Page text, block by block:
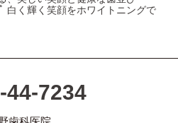
白く輝く笑顔をホワイトニングで
44-7234